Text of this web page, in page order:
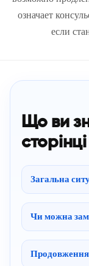
означает
если
Що ви
сторінці
Загальна
Чи можна
Продовження